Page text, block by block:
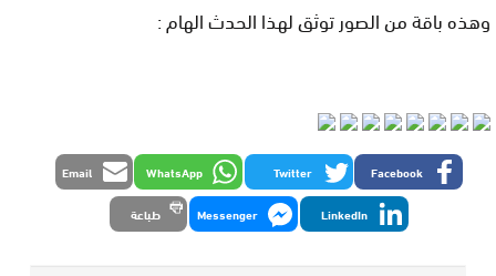
وهذه باقة من الصور توثق لهذا الحدث الهام :
Facebook
Twitter
WhatsApp
Email
LinkedIn
Messenger طباعة